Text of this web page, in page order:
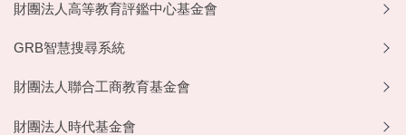
財團法人高等教育評鑑中心基金會
GRB智慧搜尋系統
財團法人聯合工商教育基金會
財團法人時代基金會